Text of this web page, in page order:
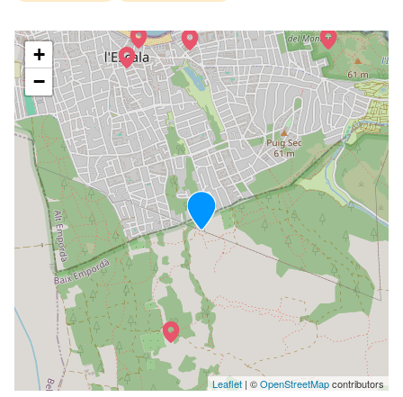
+
−
Leaflet | ©OpenStreetMapcontributors